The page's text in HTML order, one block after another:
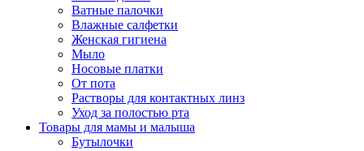
Ватные палочки
Влажные салфетки
Женская гигиена
Мыло
Носовые платки
От пота
Растворы для контактных линз
Уход за полостью рта
Товары для мамы и малыша
Бутылочки